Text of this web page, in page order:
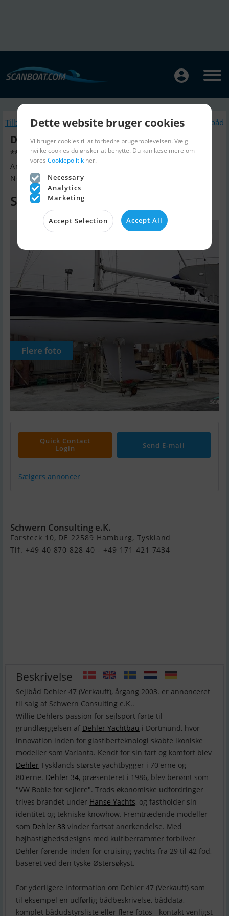
Tilbage Lignende Sejlbåd
Dehler 47 (Verkauft)
*** ny Pris ***
Årgang 2003, Sejlbåd til salg
Nord-Italien, Italien
Spørg efter pris
Flere foto
Quick Contact
Login
Send E-mail
Sælgers annoncer
Schwern Consulting e.K.
Forsteck 10, DE 22589 Hamburg, Tyskland
Tlf. +49 40 870 828 40 - +49 171 421 7434
Beskrivelse
Sejlbåd Dehler 47 (Verkauft), årgang 2003. er annonceret
til salg af Schwern Consulting e.K..
Willie Dehlers passion for sejlsport førte til
grundlæggelsen af Dehler Yachtbau i Dortmund, hvor
innovation inden for glasfiberteknologi skabte ikoniske
modeller som Varianta. Kendt for sin fart og komfort blev
Dehler Tysklands største yachtbygger i 70'erne og
80'erne. Dehler 34, præsenteret i 1986, blev berømt som
"VW Boble for sejlere". Trods økonomiske udfordringer
trives brandet under Hanse Yachts, og fastholder sin
identitet og tekniske knowhow. Fremtrædende modeller
som Dehler 38 vinder fortsat anerkendelse. Med
højhastighedsdesigns med kulfiberrammer forbliver
Dehler førende inden for cruising-yachts fra 29 til 42 fod,
baseret ved den tyske Østersøkyst.
For yderligere information om Dehler 47 (Verkauft) som
til eksempel en udførlig bådbeskrivelse, båddata,
komplet bådudstyrsliste eller flere fotos - kontakt venligst
Dette website bruger cookies
Vi bruger cookies til at forbedre brugeroplevelsen. Vælg
hvilke cookies du ønsker at benytte. Du kan læse mere om
vores Cookiepolitik her.
Necessary
Analytics
Marketing
Accept Selection Accept All